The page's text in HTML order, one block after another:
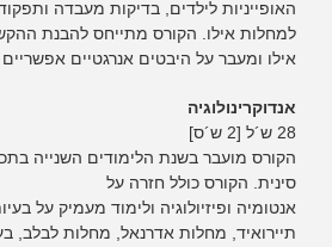
האופייניות לילדים, בדיקות מעבדה
למחלות אילו. הקורס מתייחס להבנת
אילו ומעבר על היבטים אנרגטיים
אנדוקרינולוגיה
28 ש´ל [2 ש´ס]
הקורס מועבר בשנת הלימודים השנייה
סינית. הקורס כולל חזרה על
אנטומיה ופיזיולוגיה ולימוד מעמיק על
תיירואיד, מחלות אדרנאל, מחלות לבלב,